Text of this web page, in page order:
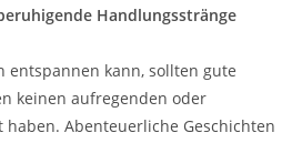
Handlungsstränge
entspannen kann, sollten gute
keinen aufregenden oder
Abenteuerliche Geschichten